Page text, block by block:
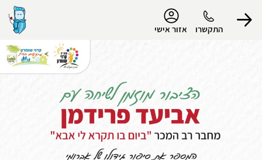
התקשרו אזור אישי
הפרופיל שלי
התנתק